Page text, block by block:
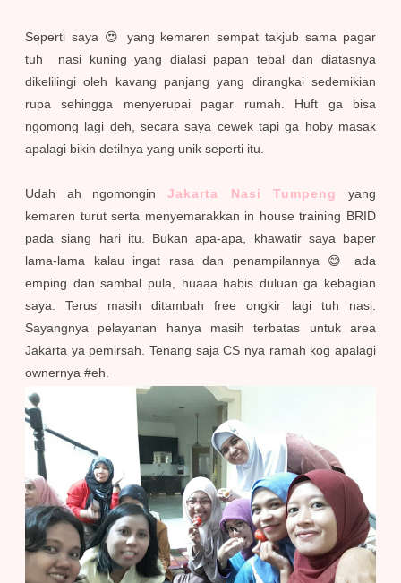
Seperti saya 😍 yang kemaren sempat takjub sama pagar
tuh nasi kuning yang dialasi papan tebal dan diatasnya
dikelilingi oleh kavang panjang yang dirangkai sedemikian
rupa sehingga menyerupai pagar rumah. Huft ga bisa
ngomong lagi deh, secara saya cewek tapi ga hoby masak
apalagi bikin detilnya yang unik seperti itu.
Udah ah ngomongin Jakarta Nasi Tumpeng
yang
kemaren turut serta menyemarakkan in house training BRID
pada siang hari itu. Bukan apa-apa, khawatir saya baper
lama-lama kalau ingat rasa dan penampilannya 😅 ada
emping dan sambal pula, huaaa habis duluan ga kebagian
saya. Terus masih ditambah free ongkir lagi tuh nasi.
Sayangnya pelayanan hanya masih terbatas untukarea
Jakarta ya pemirsah. Tenang saja CS nya ramah kog apalagi
ownernya #eh.